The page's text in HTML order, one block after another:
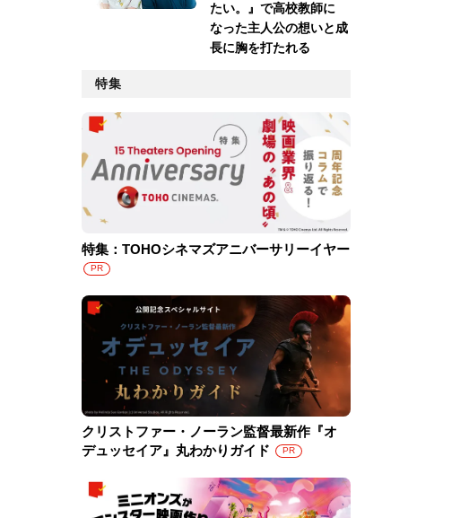
たい。』で高校教師に
なった主人公の想いと成
長に胸を打たれる
特集
特集：TOHOシネマズアニバーサリーイヤー
PR
クリストファー・ノーラン監督最新作『オ
デュッセイア』丸わかりガイド
PR